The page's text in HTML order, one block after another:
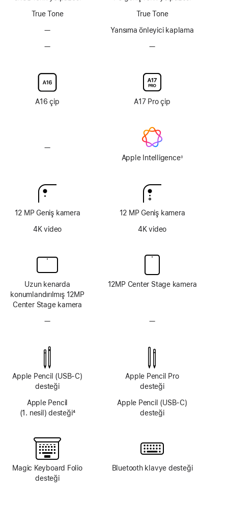
True Tone
—Yansıma
—Nano-
camı
yok
A16 çip
—Apple
12 MP Geniş kamera
4K video
Uzun kenarda
konumlandırılmış 12MP
Center Stage kamera
—TrueDepth
yok
Apple Pencil (USB‑C)
desteği
Apple Pencil
(1. nesil) desteği4
Magic Keyboard Folio
desteği
True Tone
Yansıma önleyici kaplama
—Nano-
camı
yok
A17 Pro çip
Apple Intelligence◊
12 MP Geniş kamera
4K video
12MP Center Stage kamera
—TrueDepth
yok
Apple Pencil Pro
desteği
Apple Pencil (USB‑C)
desteği
Bluetooth klavye desteği